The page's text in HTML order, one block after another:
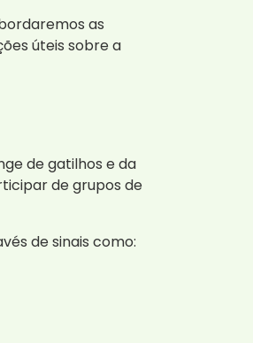
as
úteis sobre a
de gatilhos e da
de grupos de
de sinais como: